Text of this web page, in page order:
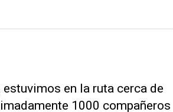
estuvimos en la ruta cerca de
1000 compañeros